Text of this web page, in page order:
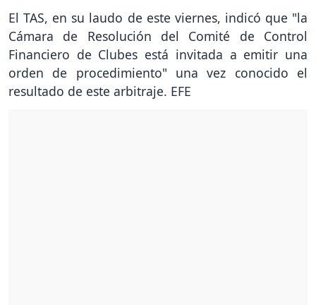
El TAS, en su laudo de este viernes, indicó que "la
Cámara de Resolución del Comité de Control
Financiero de Clubes está invitada a emitir una
orden de procedimiento" una vez conocido el
resultado de este arbitraje. EFE